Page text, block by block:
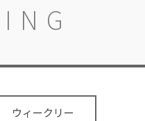
ウィークリー